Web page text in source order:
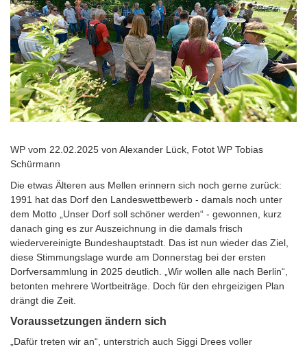
WP vom 22.02.2025 von Alexander Lück, Fotot WP Tobias
Schürmann
Die etwas Älteren aus Mellen erinnern sich noch gerne zurück:
1991 hat das Dorf den Landeswettbewerb - damals noch unter
dem Motto „Unser Dorf soll schöner werden“ - gewonnen, kurz
danach ging es zur Auszeichnung in die damals frisch
wiedervereinigte Bundeshauptstadt. Das ist nun wieder das Ziel,
diese Stimmungslage wurde am Donnerstag bei der ersten
Dorfversammlung in 2025 deutlich. „Wir wollen alle nach Berlin“,
betonten mehrere Wortbeiträge. Doch für den ehrgeizigen Plan
drängt die Zeit.
Voraussetzungen ändern sich
„Dafür treten wir an“, unterstrich auch Siggi Drees voller